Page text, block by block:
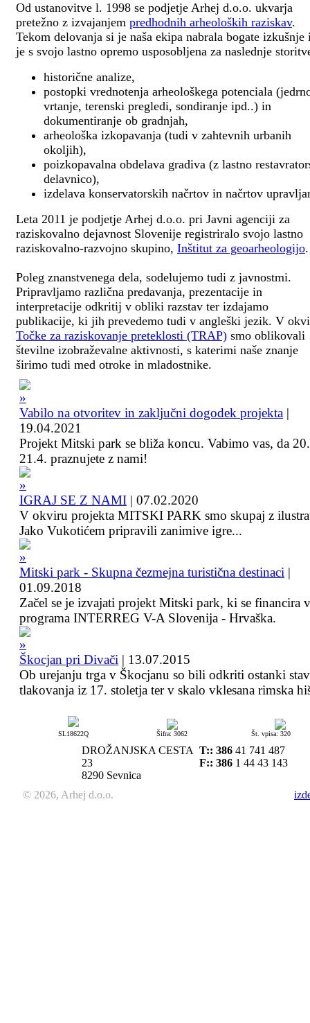
Od ustanovitve l. 1998 se podjetje Arhej d.o.o. ukvarja
pretežno z izvajanjem predhodnih arheoloških raziskav.
Tekom delovanja si je naša ekipa nabrala bogate izkušnje
je s svojo lastno opremo usposobljena za naslednje
historične analize,
postopki vrednotenja arheološkega potenciala
vrtanje, terenski pregledi, sondiranje ipd..) in
dokumentiranje ob gradnjah,
arheološka izkopavanja (tudi v zahtevnih urbanih
okoljih),
poizkopavalna obdelava gradiva (z lastno
delavnico),
izdelava konservatorskih načrtov in načrtov
Leta 2011 je podjetje Arhej d.o.o. pri Javni agenciji za
raziskovalno dejavnost Slovenije registriralo svojo lastno
raziskovalno-razvojno skupino, Inštitut za geoarheologijo.
Poleg znanstvenega dela, sodelujemo tudi z javnostmi.
Pripravljamo različna predavanja, prezentacije in
interpretacije odkritij v obliki razstav ter izdajamo
publikacije, ki jih prevedemo tudi v angleški jezik. V
Točke za raziskovanje preteklosti (TRAP) smo oblikovali
številne izobraževalne aktivnosti, s katerimi naše znanje
širimo tudi med otroke in mladostnike.
Vabilo na otvoritev in zaključni dogodek projekta |
19.04.2021
Projekt Mitski park se bliža koncu. Vabimo vas, da
21.4. praznujete z nami!
IGRAJ SE Z NAMI | 07.02.2020
V okviru projekta MITSKI PARK smo skupaj z
Jako Vukotićem pripravili zanimive igre...
Mitski park - Skupna čezmejna turistična destinaci |
01.09.2018
Začel se je izvajati projekt Mitski park, ki se financira
programa INTERREG V-A Slovenija - Hrvaška.
Škocjan pri Divači | 13.07.2015
Ob urejanju trga v Škocjanu so bili odkriti ostanki
tlakovanja iz 17. stoletja ter v skalo vklesana rimska
SL18622Q Šifra: 3062 Št. vpisa: 320
DROŽANJSKA CESTA
23
8290 Sevnica
T:: 386 41 741 487
F:: 386 1 44 43 143
© 2026, Arhej d.o.o.